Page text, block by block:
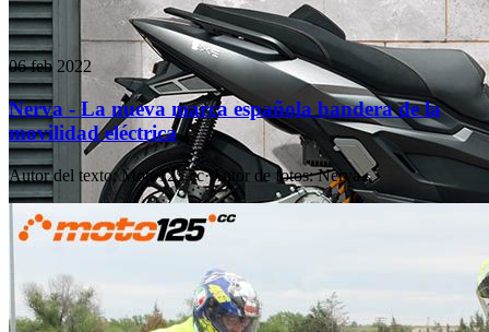
06 feb 2022
Nerva - La nueva marca española bandera de la
movilidad eléctrica
Autor del texto: Moto125.cc·Autor de fotos: Nerva